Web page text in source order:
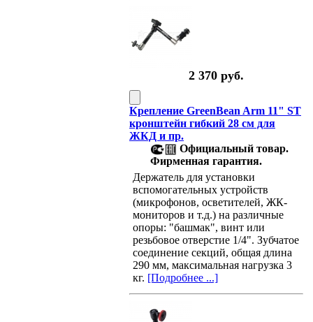
2 370 руб.
Крепление GreenBean Arm 11" ST
кронштейн гибкий 28 см для
ЖКД и пр.
Официальный товар.
Фирменная гарантия.
Держатель для установки
вспомогательных устройств
(микрофонов, осветителей, ЖК-
мониторов и т.д.) на различные
опоры: "башмак", винт или
резьбовое отверстие 1/4". Зубчатое
соединение секций, общая длина
290 мм, максимальная нагрузка 3
кг. [Подробнее ...]